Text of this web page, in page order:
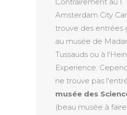
Amsterdam City
trouve des entrées
au musée de
Tussauds ou à
Experience.
ne trouve pas
musée des
(beau musée à